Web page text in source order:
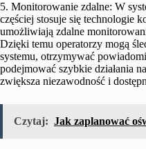
5. Monitorowanie zdalne: W
częściej stosuje się technologie
umożliwiają zdalne
Dzięki temu operatorzy mogą
systemu, otrzymywać
podejmować szybkie działania
zwiększa niezawodność i
Czytaj: Jak zaplanować